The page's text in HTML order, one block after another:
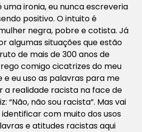
uma ironia, eu nunca escreveria
positivo. O intuito é
negra, pobre e cotista. Já
algumas situações que estão
de mais de 300 anos de
comigo cicatrizes do meu
eu uso as palavras para me
a realidade racista na face de
“Não, não sou racista”. Mas vai
com muito dos usos
e atitudes racistas aqui